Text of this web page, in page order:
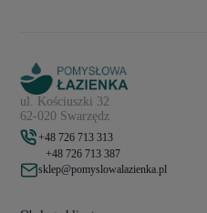
ul. Kościuszki 32
62-020 Swarzędz
+48 726 713 313
+48 726 713 387
sklep@pomyslowalazienka.pl